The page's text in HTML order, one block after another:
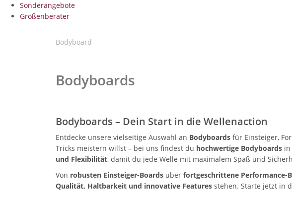
Sonderangebote
Größenberater
Bodyboard
Bodyboards
Bodyboards – Dein Start in die Wellenaction
Entdecke unsere vielseitige Auswahl an Bodyboards für Einsteiger,
Tricks meistern willst – bei uns findest du hochwertige Bodyboards in
und Flexibilität, damit du jede Welle mit maximalem Spaß und
Von robusten Einsteiger-Boards über fortgeschrittene Performance-
Qualität, Haltbarkeit und innovative Features stehen. Starte jetzt in